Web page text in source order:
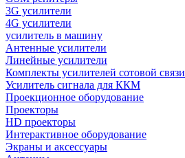
3G усилители
4G усилители
усилитель в машину
Антенные усилители
Линейные усилители
Комплекты усилителей сотовой связи
Усилитель сигнала для ККМ
Проекционное оборудование
Проекторы
HD проекторы
Интерактивное оборудование
Экраны и аксессуары